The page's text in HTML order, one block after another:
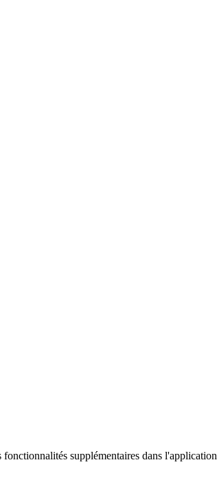
supplémentaires dans l'application